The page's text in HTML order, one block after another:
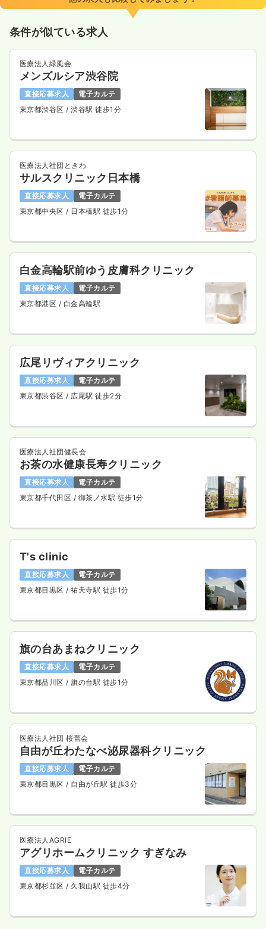
年間休日120日
月給33万円以上可
気になる
ICU系正看護師 一般病院
一時募集休止
給与 33.7万円/月 賞与119.6万円
※経験10年の例
時間
8:20～17:05
年間休日120日
4週8休以上 月給33万円以上可
気になる 詳細を見る
オペ室(手術室)
3交代（常勤） 一時募集休止
給与 33.7 万円/月 賞与119.6万円
年間休日120日
4週8休以上 月給33万円以上可
気になる
その他正看護師 一般病院
日勤のみ（パート）
給与 お問い合わせください
時間 8:20～17:05
詳細を見る
条件が似ている求人
医療法人緑風会
メンズルシア渋谷院
直接応募求人
電子カルテ
東京都渋谷区/ 渋谷駅 徒歩1分
医療法人社団ときわ
サルスクリニック日本橋
直接応募求人
電子カルテ
東京都中央区/ 日本橋駅 徒歩1分
白金高輪駅前ゆう皮膚科クリニック
直接応募求人
電子カルテ
東京都港区 / 白金高輪駅
広尾リヴィアクリニック
直接応募求人
電子カルテ
東京都渋谷区/ 広尾駅 徒歩2分
医療法人社団健長会
お茶の水健康長寿クリニック
直接応募求人
電子カルテ
東京都千代田区 / 御茶ノ水駅 徒歩1分
T's clinic
直接応募求人
電子カルテ
東京都目黒区/ 祐天寺駅 徒歩1分
旗の台あまねクリニック
直接応募求人
電子カルテ
東京都品川区/ 旗の台駅 徒歩1分
医療法人社団 桜蕾会
自由が丘わたなべ泌尿器科クリニック
直接応募求人
電子カルテ
東京都目黒区/ 自由が丘駅 徒歩3分
医療法人AGRIE
アグリホームクリニック すぎなみ
直接応募求人
電子カルテ
東京都杉並区/ 久我山駅 徒歩4分